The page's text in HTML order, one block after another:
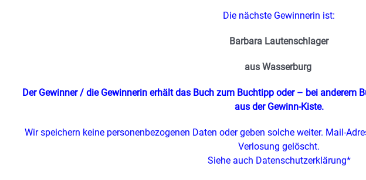
Die nächste Gewinnerin ist:
Barbara Lautenschlager
aus Wasserburg
Der Gewinner / die Gewinnerin erhält das Buch zum Buchtipp oder – bei anderem
aus der Gewinn-Kiste.
Wir speichern keine personenbezogenen Daten oder geben solche weiter. Mail-
Verlosung gelöscht.
Siehe auch Datenschutzerklärung*